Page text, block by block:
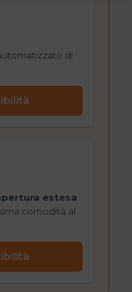
di
estesa
comodità al